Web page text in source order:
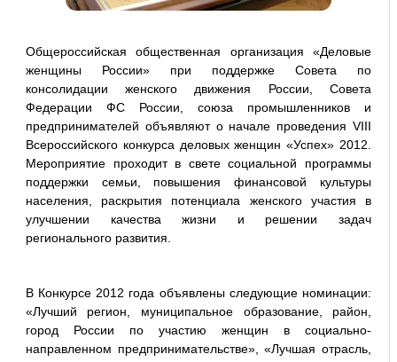
Общероссийская общественная организация «Деловые
женщины России» при поддержке Совета по
консолидации женского движения России, Совета
Федерации ФС России, союза промышленников и
предпринимателей объявляют о начале проведения VIII
Всероссийского конкурса деловых женщин «Успех» 2012.
Мероприятие проходит в свете социальной программы
поддержки семьи, повышения финансовой культуры
населения, раскрытия потенциала женского участия в
улучшении качества жизни и решении задач
регионального развития.
В Конкурсе 2012 года объявлены следующие номинации:
«Лучший регион, муниципальное образование, район,
город России по участию женщин в социально-
направленном предпринимательстве», «Лучшая отрасль,